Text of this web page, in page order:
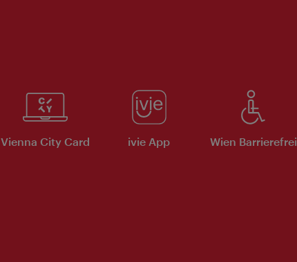
Vienna City Card ivie App Wien Barrierefrei